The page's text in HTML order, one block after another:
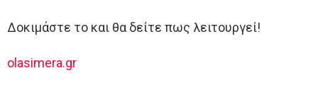
Δοκιμάστε το και θα δείτε πως λειτουργεί!
olasimera.gr